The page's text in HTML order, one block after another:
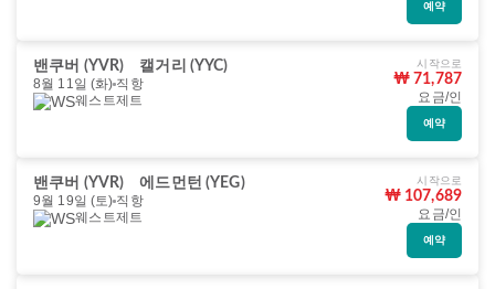
예약
밴쿠버 (YVR)
캘거리 (YYC)
8월 11일 (화) 직항
웨스트제트
시작으로
₩ 71,787
요금/인
예약
밴쿠버 (YVR)
에드먼턴 (YEG)
9월 19일 (토) 직항
웨스트제트
시작으로
₩ 107,689
요금/인
예약